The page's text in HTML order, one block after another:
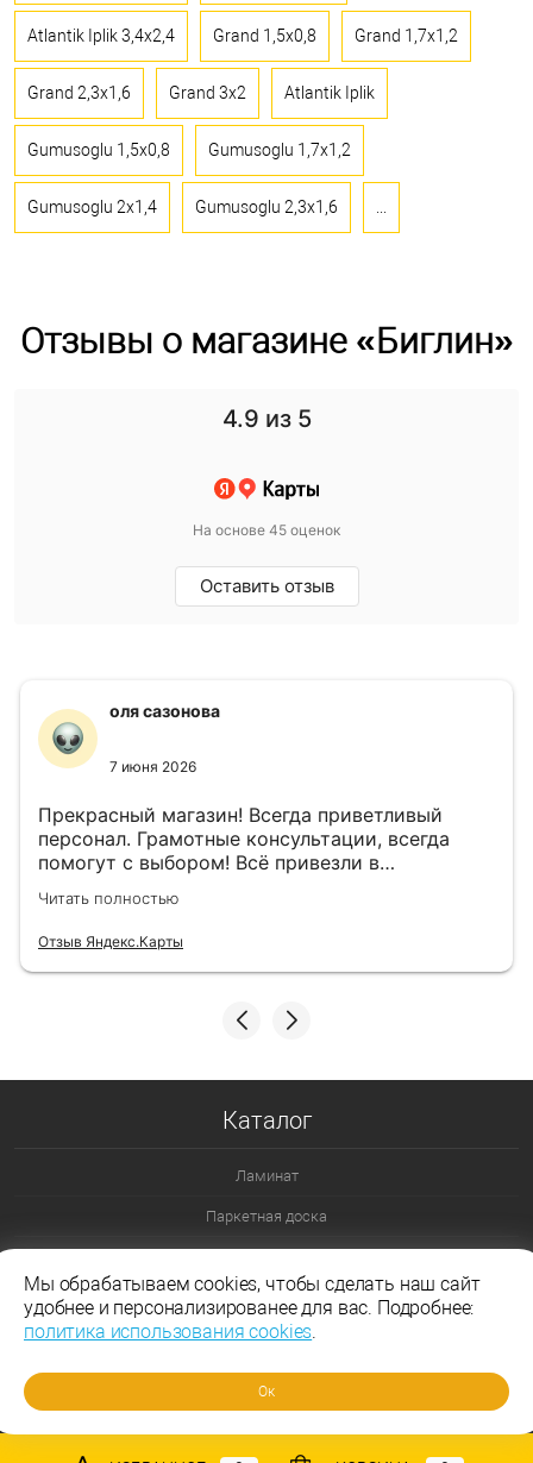
Atlantik Iplik 3,4x2,4 Grand 1,5x0,8 Grand 1,7x1,2
Grand 2,3x1,6 Grand 3x2 Atlantik Iplik
Gumusoglu 1,5x0,8 Gumusoglu 1,7x1,2
Gumusoglu 2x1,4 Gumusoglu 2,3x1,6
Отзывы о магазине «Биглин»
4.9 из 5
На основе 45 оценок
Оставить отзыв
оля сазонова
7 июня 2026
Прекрасный магазин! Всегда приветливый
персонал. Грамотные консультации, всегда
помогут с выбором! Всё привезли в
назначенный день!
Читать полностью
Отзыв Яндекс.Карты
Каталог
Ламинат
Паркетная доска
Ламинат 33 класс
Ламинат Эггер
Ламинат Таркетт
Мы обрабатываем cookies, чтобы сделать наш сайт
удобнее и персонализированее для вас. Подробнее:
политика использования cookies.
Ок